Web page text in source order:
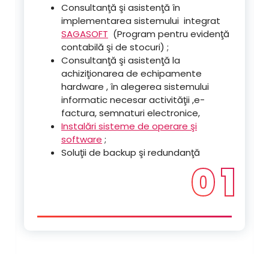
Consultanţă şi asistenţă în
implementarea sistemului integrat
SAGASOFT (Program pentru evidenţă
contabilă şi de stocuri) ;
Consultanţă şi asistenţă la
achiziţionarea de echipamente
hardware , în alegerea sistemului
informatic necesar activităţii ,e-
factura, semnaturi electronice,
Instalări sisteme de operare şi
software ;
Soluţii de backup şi redundanţă
0 1